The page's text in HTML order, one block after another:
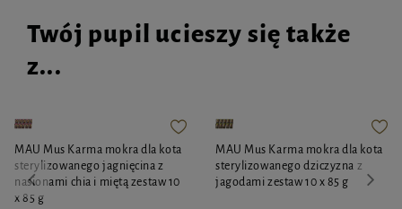
Twój pupil ucieszy się także
z...
MAU Mus Karma mokra dla kota
sterylizowanego jagnięcina z
nasionami chia i miętą zestaw 10
x 85 g
MAU Mus Karma mokra dla kota
sterylizowanego dziczyzna z
jagodami zestaw 10 x 85 g